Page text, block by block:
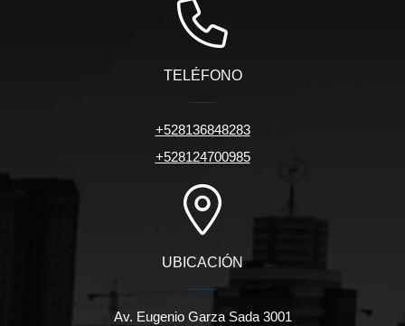
TELÉFONO
+528136848283
+528124700985
UBICACIÓN
Av. Eugenio Garza Sada 3001